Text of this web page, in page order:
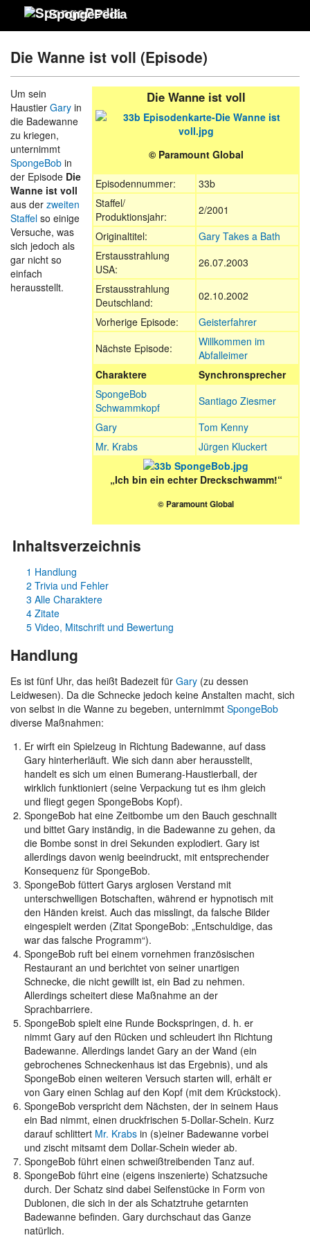
SpongePedia
Die Wanne ist voll (Episode)
Die Wanne ist voll
© Paramount Global
Episodennummer:
33b
Staffel/
Produktionsjahr:
2/2001
Originaltitel:
Gary Takes a Bath
Erstausstrahlung
USA:
26.07.2003
Erstausstrahlung
Deutschland:
02.10.2002
Vorherige Episode:
Geisterfahrer
Nächste Episode:
Willkommen im
Abfalleimer
Charaktere
Synchronsprecher
SpongeBob
Schwammkopf
Santiago Ziesmer
Gary
Tom Kenny
Mr. Krabs
Jürgen Kluckert
„Ich bin ein echter Dreckschwamm!“
© Paramount Global
Um sein
Haustier Gary in
die Badewanne
zu kriegen,
unternimmt
SpongeBob in
der Episode Die
Wanne ist voll
aus der zweiten
Staffel so einige
Versuche, was
sich jedoch als
gar nicht so
einfach
herausstellt.
Inhaltsverzeichnis
1 Handlung
2 Trivia und Fehler
3 Alle Charaktere
4 Zitate
5 Video, Mitschrift und Bewertung
Handlung
Es ist fünf Uhr, das heißt Badezeit für Gary (zu dessen
Leidwesen). Da die Schnecke jedoch keine Anstalten macht, sich
von selbst in die Wanne zu begeben, unternimmt SpongeBob
diverse Maßnahmen:
Er wirft ein Spielzeug in Richtung Badewanne, auf dass
Gary hinterherläuft. Wie sich dann aber herausstellt,
handelt es sich um einen Bumerang-Haustierball, der
wirklich funktioniert (seine Verpackung tut es ihm gleich
und fliegt gegen SpongeBobs Kopf).
SpongeBob hat eine Zeitbombe um den Bauch geschnallt
und bittet Gary inständig, in die Badewanne zu gehen, da
die Bombe sonst in drei Sekunden explodiert. Gary ist
allerdings davon wenig beeindruckt, mit entsprechender
Konsequenz für SpongeBob.
SpongeBob füttert Garys arglosen Verstand mit
unterschwelligen Botschaften, während er hypnotisch mit
den Händen kreist. Auch das misslingt, da falsche Bilder
eingespielt werden (Zitat SpongeBob: „Entschuldige, das
war das falsche Programm“).
SpongeBob ruft bei einem vornehmen französischen
Restaurant an und berichtet von seiner unartigen
Schnecke, die nicht gewillt ist, ein Bad zu nehmen.
Allerdings scheitert diese Maßnahme an der
Sprachbarriere.
SpongeBob spielt eine Runde Bockspringen, d. h. er
nimmt Gary auf den Rücken und schleudert ihn Richtung
Badewanne. Allerdings landet Gary an der Wand (ein
gebrochenes Schneckenhaus ist das Ergebnis), und als
SpongeBob einen weiteren Versuch starten will, erhält er
von Gary einen Schlag auf den Kopf (mit dem Krückstock).
SpongeBob verspricht dem Nächsten, der in seinem Haus
ein Bad nimmt, einen druckfrischen 5-Dollar-Schein. Kurz
darauf schlittert Mr. Krabs in (s)einer Badewanne vorbei
und zischt mitsamt dem Dollar-Schein wieder ab.
SpongeBob führt einen schweißtreibenden Tanz auf.
SpongeBob führt eine (eigens inszenierte) Schatzsuche
durch. Der Schatz sind dabei Seifenstücke in Form von
Dublonen, die sich in der als Schatztruhe getarnten
Badewanne befinden. Gary durchschaut das Ganze
natürlich.